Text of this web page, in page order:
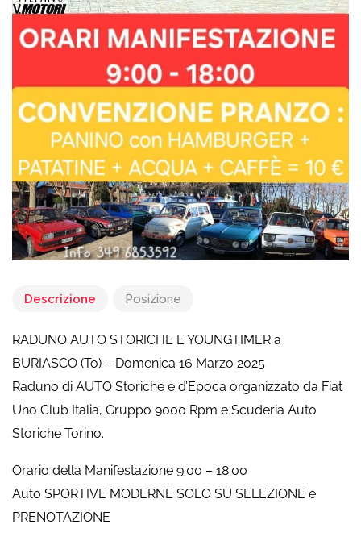
Descrizione Posizione
RADUNO AUTO STORICHE E YOUNGTIMER a
BURIASCO (To) – Domenica 16 Marzo 2025
Raduno di AUTO Storiche e d’Epoca organizzato da Fiat
Uno Club Italia, Gruppo 9000 Rpm e Scuderia Auto
Storiche Torino.
Orario della Manifestazione 9:00 – 18:00
Auto SPORTIVE MODERNE SOLO SU SELEZIONE e
PRENOTAZIONE